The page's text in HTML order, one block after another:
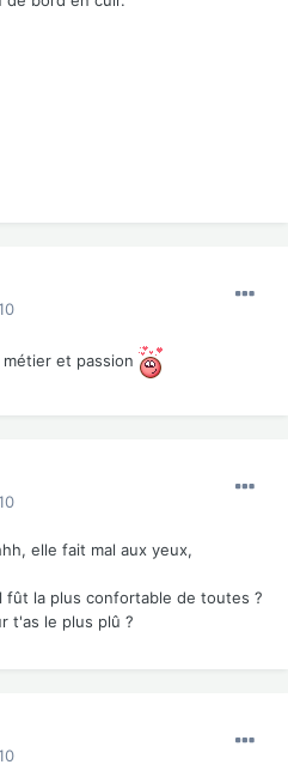
et passion
elle fait mal aux yeux,
la plus confortable de toutes ?
t'as le plus plû ?